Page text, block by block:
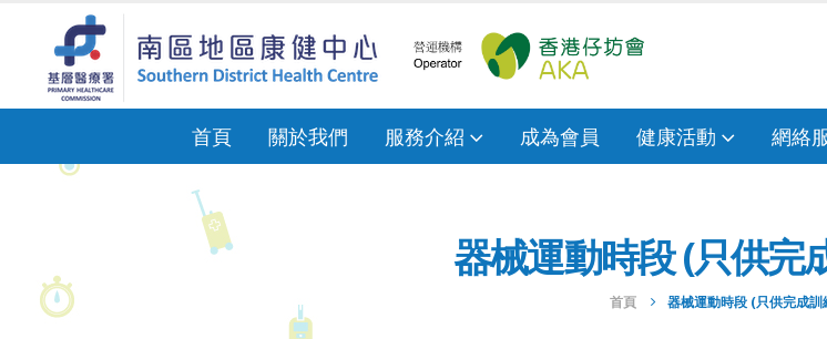
首頁 關於我們 服務介紹 成為會員 健康活動 網絡
器械運動時段 (只供完
首頁 器械運動時段 (只供完成訓